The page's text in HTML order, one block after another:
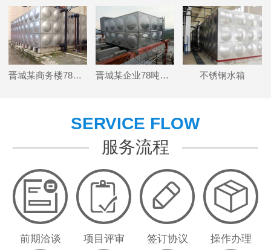
晋城某商务楼78吨消防水箱项目 晋城某企业78吨供水项目 不锈钢水箱
SERVICE FLOW
服务流程
前期洽谈 项目评审 签订协议 操作办理